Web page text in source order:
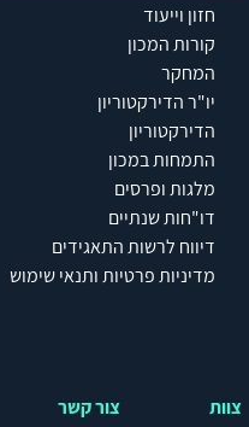
חזון וייעוד
קורות המכון
המחקר
יו"ר הדירקטוריון
הדירקטוריון
התמחות במכון
מלגות ופרסים
דו"חות שנתיים
דיווח לרשות התאגידים
מדיניות פרטיות ותנאי שימוש
צוות צור קשר